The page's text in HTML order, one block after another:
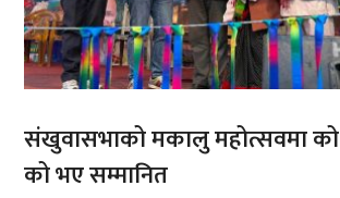
संखुवासभाको मकालु महोत्सवमा को
को भए सम्मानित